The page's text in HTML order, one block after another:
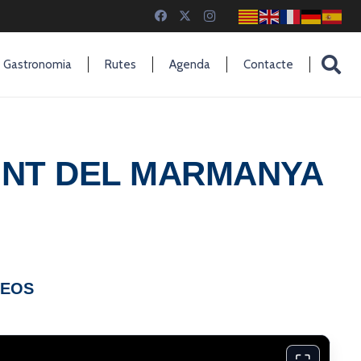
Gastronomia Rutes Agenda Contacte
DEL MARMANYA